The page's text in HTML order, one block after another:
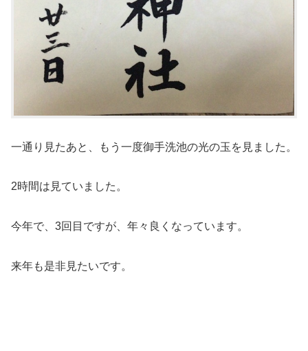
一通り見たあと、もう一度御手洗池の光の玉を見ました。
2時間は見ていました。
今年で、3回目ですが、年々良くなっています。
来年も是非見たいです。